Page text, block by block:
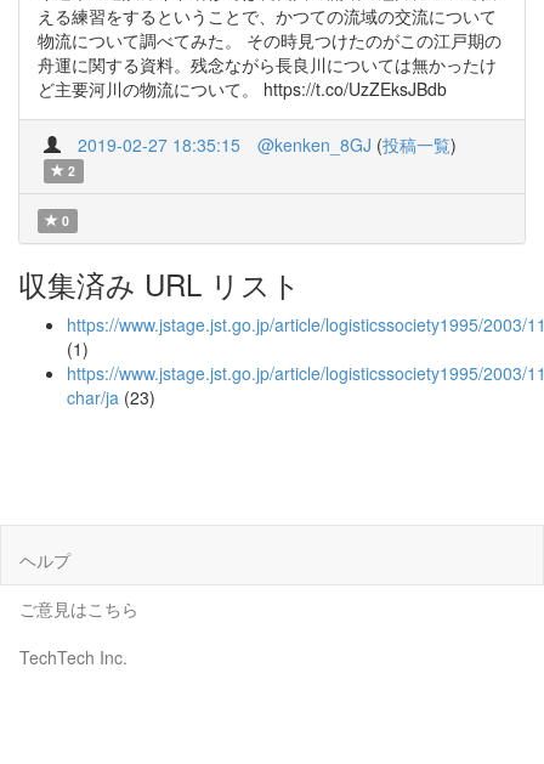
える練習をするということで、かつての流域の交流について
物流について調べてみた。 その時見つけたのがこの江戸期の
舟運に関する資料。残念ながら長良川については無かったけ
ど主要河川の物流について。 https://t.co/UzZEksJBdb
2019-02-27 18:35:15 @kenken_8GJ (投稿一覧)
2
0
収集済み URL リスト
https://www.jstage.jst.go.jp/article/logisticssociety1995/2003/
(1)
https://www.jstage.jst.go.jp/article/logisticssociety1995/2003/
char/ja (23)
ヘルプ
ご意見はこちら
TechTech Inc.